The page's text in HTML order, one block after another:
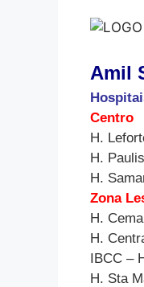
Amil
Centro
H.
H.
H.
Zona
H.
H.
IBCC –
H. Sta